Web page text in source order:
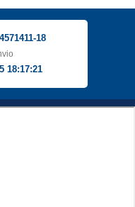
18
18:17:21